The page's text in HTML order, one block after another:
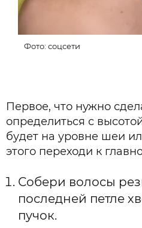
Фото: соцсети
Первое, что нужно
определиться с
будет на уровне шеи
этого переходи к
Собери волосы
последней петле
пучок.